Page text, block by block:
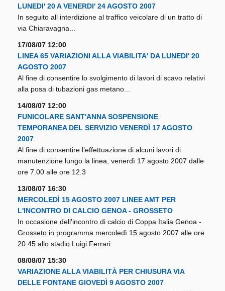
LUNEDI' 20 A VENERDI' 24 AGOSTO 2007
In seguito all interdizione al traffico veicolare di un tratto di
via Chiaravagna...
17/08/07 12:00
LINEA 65 VARIAZIONI ALLA VIABILITA' DA LUNEDI' 20
AGOSTO 2007
Al fine di consentire lo svolgimento di lavori di scavo relativi
alla posa di tubazioni gas metano...
14/08/07 12:00
FUNICOLARE SANT'ANNA SOSPENSIONE
TEMPORANEA DEL SERVIZIO VENERDÌ 17 AGOSTO
2007
Al fine di consentire l’effettuazione di alcuni lavori di
manutenzione lungo la linea, venerdì 17 agosto 2007 dalle
ore 7.00 alle ore 12.3
13/08/07 16:30
MERCOLEDÌ 15 AGOSTO 2007 LINEE AMT PER
L'INCONTRO DI CALCIO GENOA - GROSSETO
In occasione dell'incontro di calcio di Coppa Italia Genoa -
Grosseto in programma mercoledì 15 agosto 2007 alle ore
20.45 allo stadio Luigi Ferrari
08/08/07 15:30
VARIAZIONE ALLA VIABILITÀ PER CHIUSURA VIA
DELLE FONTANE GIOVEDÌ 9 AGOSTO 2007